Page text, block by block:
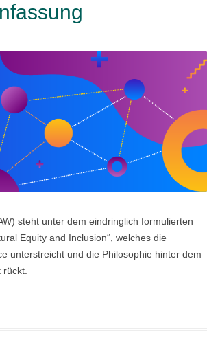
steht unter dem eindringlich formulierten
Equity and Inclusion“, welches die
unterstreicht und die Philosophie hinter dem